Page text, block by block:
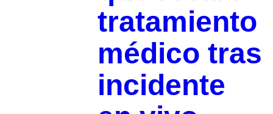
tratamiento
médico tras
incidente